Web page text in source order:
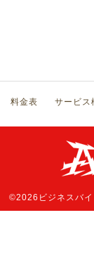
料金表 サービス
©2026ビジネスバ